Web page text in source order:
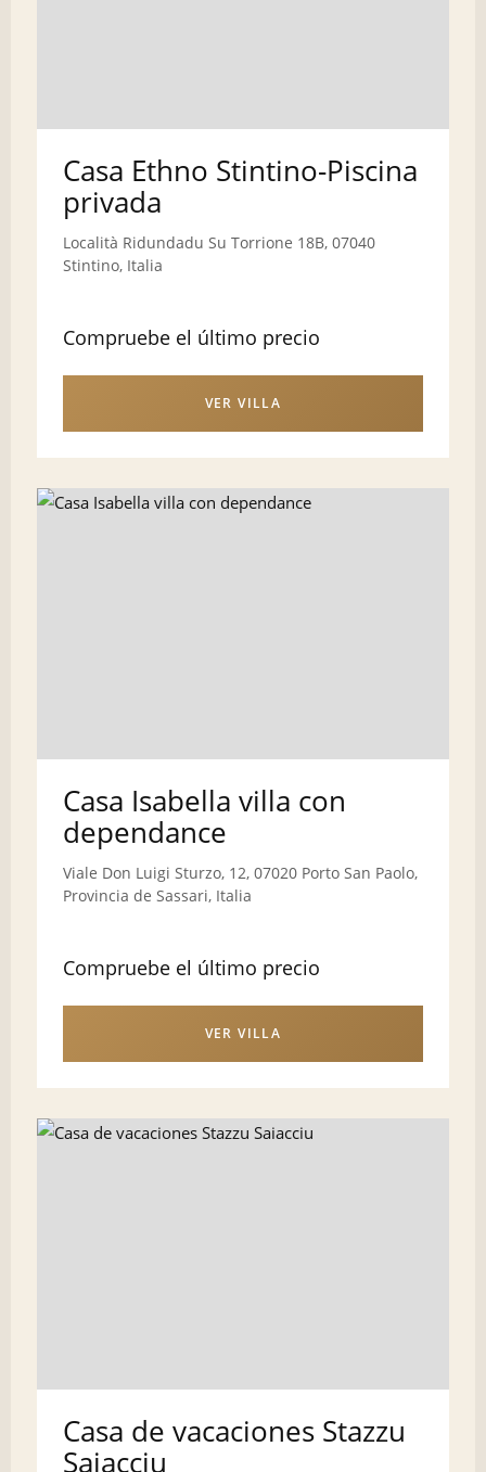
Casa Ethno Stintino-Piscina
privada
Località Ridundadu Su Torrione 18B, 07040
Stintino, Italia
Compruebe el último precio
VER VILLA
Casa Isabella villa con
dependance
Viale Don Luigi Sturzo, 12, 07020 Porto San Paolo,
Provincia de Sassari, Italia
Compruebe el último precio
VER VILLA
Casa de vacaciones Stazzu
Saiacciu